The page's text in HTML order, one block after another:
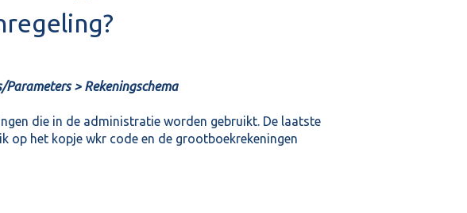
> Rekeningschema
die in de administratie worden gebruikt. De laatste
op het kopje wkr code en de grootboekrekeningen